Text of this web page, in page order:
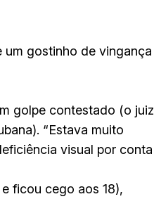
um gostinho de vingança
golpe contestado (o juiz
“Estava muito
visual por conta
ficou cego aos 18),